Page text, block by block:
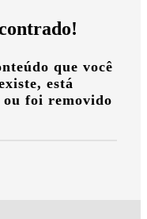
que você
está
foi removido